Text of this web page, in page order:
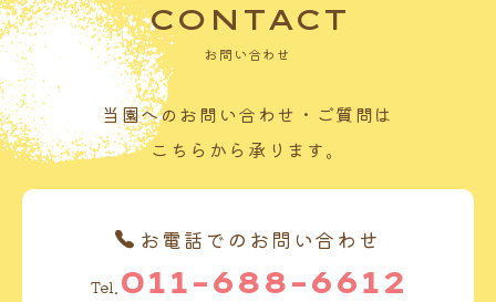
CONTACT
お問い合わせ
当園へのお問い合わせ・ご質問は
こちらから承ります。
お電話でのお問い合わせ
Tel. 011-688-6612